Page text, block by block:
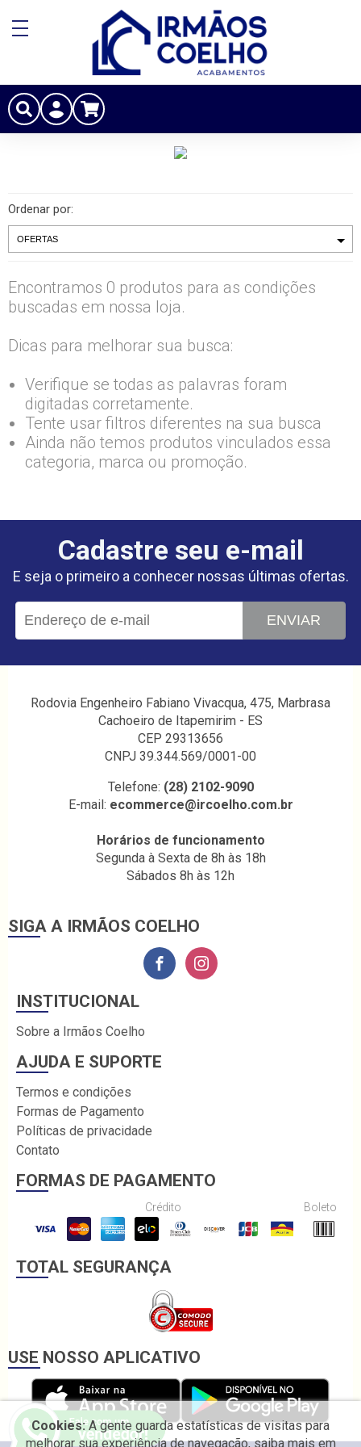
Ordenar por:
Encontramos 0 produtos para as condições
buscadas em nossa loja.
Dicas para melhorar sua busca:
Verifique se todas as palavras foram
digitadas corretamente.
Tente usar filtros diferentes na sua busca
Ainda não temos produtos vinculados essa
categoria, marca ou promoção.
Cadastre seu e-mail
E seja o primeiro a conhecer nossas últimas ofertas.
ENVIAR
Rodovia Engenheiro Fabiano Vivacqua, 475, Marbrasa
Cachoeiro de Itapemirim - ES
CEP 29313656
CNPJ 39.344.569/0001-00
Telefone: (28) 2102-9090
E-mail: ecommerce@ircoelho.com.br
Horários de funcionamento
Segunda à Sexta de 8h às 18h
Sábados 8h às 12h
SIGA A IRMÃOS COELHO
INSTITUCIONAL
Sobre a Irmãos Coelho
AJUDA E SUPORTE
Termos e condições
Formas de Pagamento
Políticas de privacidade
Contato
FORMAS DE PAGAMENTO
Crédito Boleto
TOTAL SEGURANÇA
USE NOSSO APLICATIVO
Cookies:A gente guarda estatísticas de visitas para
melhorar sua experiência de navegação, saiba mais em